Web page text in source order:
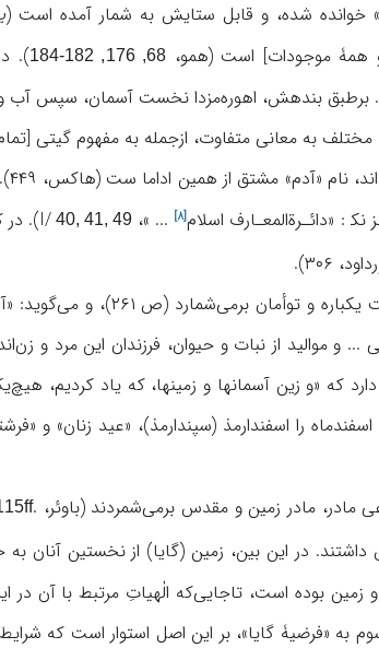
شده، و قابل ستایش به شمار آمده است (
همۀ موجودات] است (همو، 68, 176, 182-184
برطبق بندهش، اهوره‌مزدا نخست آسمان، سپس آب و در
مختلف به معانی متفاوت، ازجمله به مفهوم گیتی
«آدم» مشتق از همین اداما ست (هاکس، ۴۴۹). زمین در
دائـرةالمعـارف اسلام[۸] ... »، I/ 40, 41, 49
). در
۳۰۶).
ناصر خسرو زمین و آسمان را
موالید از نبات و حیوان، فرزندان این مرد و
را اسفندارمذ (سپندارمذ)، «عید زنان» و
مادر، مادر زمین و مقدس برمی‌شمردند (باوئر، .
در این بین، زمین (گایا) از نخستین آنان
بوده است، تاجایی‌که الٰهیاتِ مرتبط با آن در این
این زمینه، موسوم به «فرضیۀ گایا»، بر این اصل استوار